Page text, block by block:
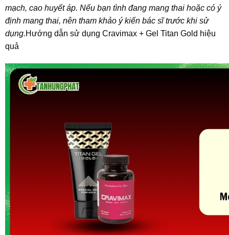
mạch, cao huyết áp. Nếu bạn tình đang mang thai hoặc có ý
định mang thai, nên tham khảo ý kiến bác sĩ trước khi sử
dụng.Hướng dẫn sử dụng Cravimax + Gel Titan Gold hiệu
quả